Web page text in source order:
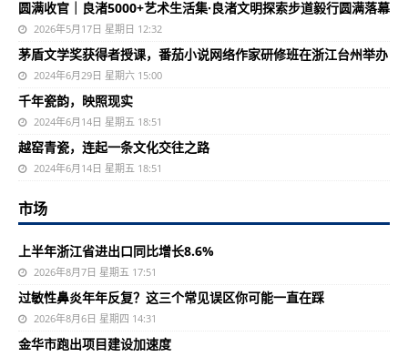
圆满收官｜良渚5000+艺术生活集·良渚文明探索步道毅行圆满落幕
2026年5月17日 星期日 12:32
茅盾文学奖获得者授课，番茄小说网络作家研修班在浙江台州举办
2024年6月29日 星期六 15:00
千年瓷韵，映照现实
2024年6月14日 星期五 18:51
越窑青瓷，连起一条文化交往之路
2024年6月14日 星期五 18:51
市场
上半年浙江省进出口同比增长8.6%
2026年8月7日 星期五 17:51
过敏性鼻炎年年反复？这三个常见误区你可能一直在踩
2026年8月6日 星期四 14:31
金华市跑出项目建设加速度